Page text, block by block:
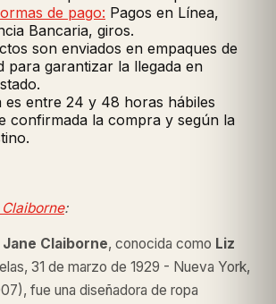
de pago: Pagos en Línea,
Bancaria, giros.
son enviados en empaques de
para garantizar la llegada en
es entre 24 y 48 horas hábiles
confirmada la compra y según la
:
Claiborne, conocida como Liz
31 de marzo de 1929 - Nueva York,
fue una diseñadora de ropa